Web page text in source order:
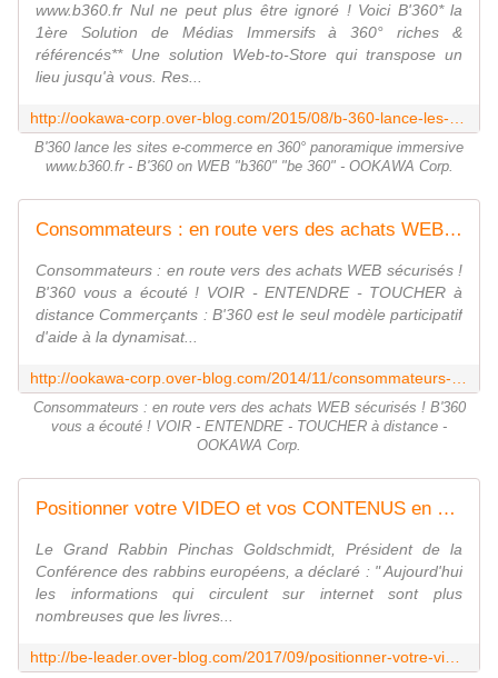
www.b360.fr Nul ne peut plus être ignoré ! Voici B'360* la
1ère Solution de Médias Immersifs à 360° riches &
référencés** Une solution Web-to-Store qui transpose un
lieu jusqu'à vous. Res...
B'360 lance les sites e-commerce en 360° panoramique immersive
www.b360.fr - B'360 on WEB "b360" "be 360" - OOKAWA Corp.
Consommateurs : en route vers des achats WEB sécurisés ! B'360 vous a écouté ! VOIR - ENTENDRE - TOUCHER à distance - OOKAWA Corp.
Consommateurs : en route vers des achats WEB sécurisés !
B'360 vous a écouté ! VOIR - ENTENDRE - TOUCHER à
distance Commerçants : B'360 est le seul modèle participatif
d'aide à la dynamisat...
Consommateurs : en route vers des achats WEB sécurisés ! B'360
vous a écouté ! VOIR - ENTENDRE - TOUCHER à distance -
OOKAWA Corp.
Positionner votre VIDEO et vos CONTENUS en Pole position sur Google : l'effet B'Leader avec du Referencement Naturel - B'Leader - La Communauté des Web Leaders
Le Grand Rabbin Pinchas Goldschmidt, Président de la
Conférence des rabbins européens, a déclaré : " Aujourd'hui
les informations qui circulent sur internet sont plus
nombreuses que les livres...